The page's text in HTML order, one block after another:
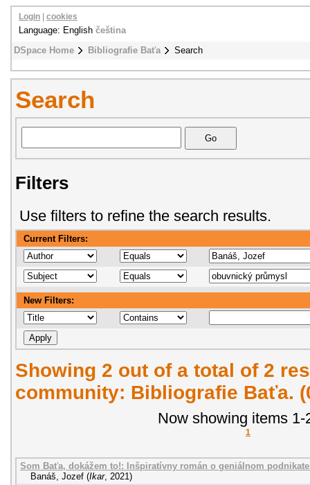
DSpace Home Bibliografie Baťa Search
Login cookies
Language: English čeština
Search
Filters
Use filters to refine the search results.
Current Filters:
New Filters:
Showing 2 out of a total of 2
community: Bibliografie Baťa.
Now showing items 1-
1
Som Baťa, dokážem to!: Inšpiratívny román o geniálnom
Banáš, Jozef (Ikar, 2021)